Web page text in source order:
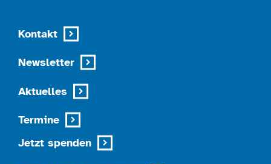
Kontakt
Newsletter
Aktuelles
Termine
Jetzt spenden